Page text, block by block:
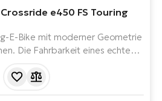
Crossride e450 FS Touring
E-Bike mit moderner Geometrie
Die Fahrbarkeit eines echten
Drive Motor, 504 Wh Akku,